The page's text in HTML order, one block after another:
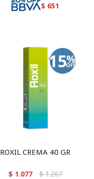
$ 651
ROXIL CREMA 40 GR
$ 1.077 $ 1.267